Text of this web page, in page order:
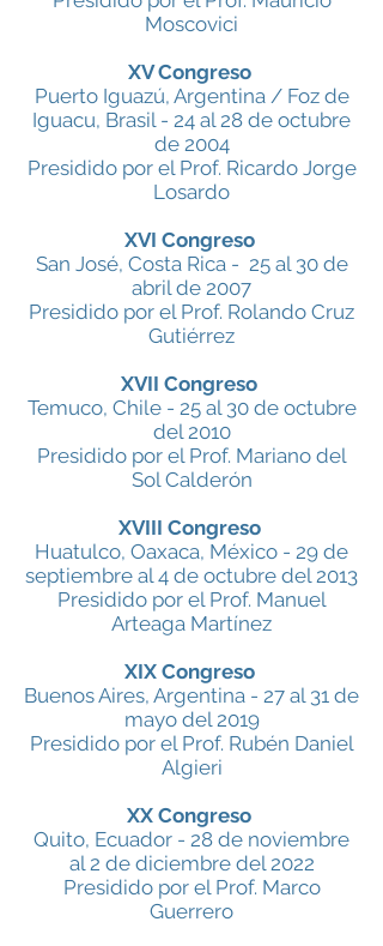
Moscovici
XV Congreso
Puerto Iguazú, Argentina / Foz de
Iguacu, Brasil - 24 al 28 de octubre
de 2004
Presidido por el Prof. Ricardo Jorge
Losardo
XVI Congreso
San José, Costa Rica - 25 al 30 de
abril de 2007
Presidido por el Prof. Rolando Cruz
Gutiérrez
XVII Congreso
Temuco, Chile - 25 al 30 de octubre
del 2010
Presidido por el Prof. Mariano del
Sol Calderón
XVIII Congreso
Huatulco, Oaxaca, México - 29 de
septiembre al 4 de octubre del 2013
Presidido por el Prof. Manuel
Arteaga Martínez
XIX Congreso
Buenos Aires, Argentina - 27 al 31 de
mayo del 2019
Presidido por el Prof. Rubén Daniel
Algieri
XX Congreso
Quito, Ecuador - 28 de noviembre
al 2 de diciembre del 2022
Presidido por el Prof. Marco
Guerrero